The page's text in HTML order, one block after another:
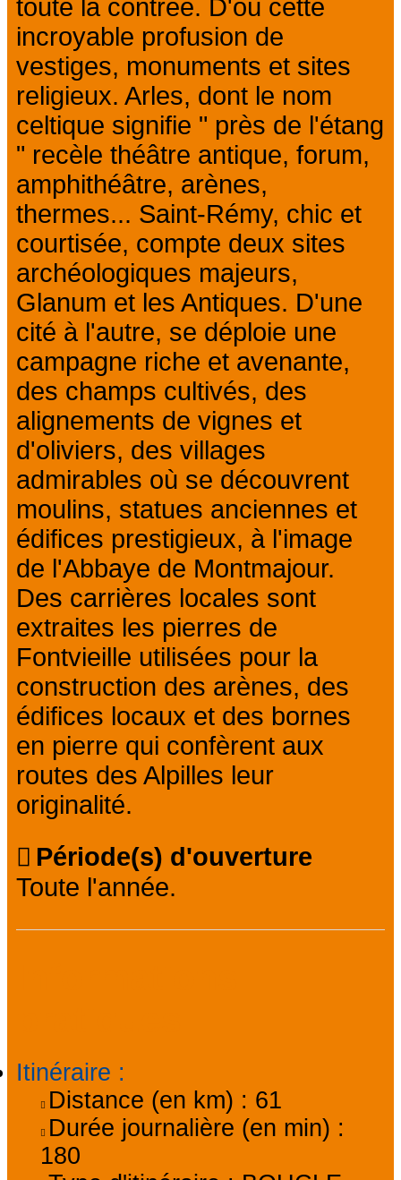
toute la contrée. D'où cette
incroyable profusion de
vestiges, monuments et sites
religieux. Arles, dont le nom
celtique signifie " près de l'étang
" recèle théâtre antique, forum,
amphithéâtre, arènes,
thermes... Saint-Rémy, chic et
courtisée, compte deux sites
archéologiques majeurs,
Glanum et les Antiques. D'une
cité à l'autre, se déploie une
campagne riche et avenante,
des champs cultivés, des
alignements de vignes et
d'oliviers, des villages
admirables où se découvrent
moulins, statues anciennes et
édifices prestigieux, à l'image
de l'Abbaye de Montmajour.
Des carrières locales sont
extraites les pierres de
Fontvieille utilisées pour la
construction des arènes, des
édifices locaux et des bornes
en pierre qui confèrent aux
routes des Alpilles leur
originalité.
Période(s) d'ouverture
Toute l'année.
Itinéraire :
Distance (en km) : 61
Durée journalière (en min) :
180